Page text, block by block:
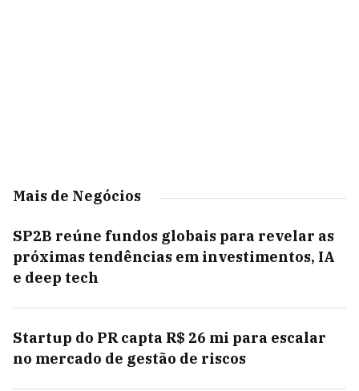
Mais de Negócios
SP2B reúne fundos globais para revelar as
próximas tendências em investimentos, IA
e deep tech
Startup do PR capta R$ 26 mi para escalar
no mercado de gestão de riscos